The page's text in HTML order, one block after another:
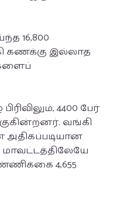
16,800
கணக்கு இல்லாத
4400 பேர்
வங்கி
4,655